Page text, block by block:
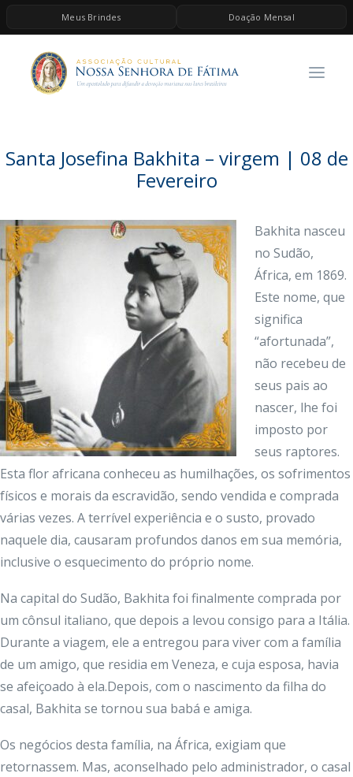
Meus Brindes Doação Mensal
HOME
A ASSOCIAÇÃO
AS MELHORES MÚSICAS CATÓLICAS
QUERO DOAR
Santa Josefina Bakhita – virgem | 08 de
Fevereiro
Bakhita nasceu
no Sudão,
África, em 1869.
Este nome, que
significa
“afortunada”,
não recebeu de
seus pais ao
nascer, lhe foi
imposto por
seus raptores.
Esta flor africana conheceu as humilhações, os sofrimentos
físicos e morais da escravidão, sendo vendida e comprada
várias vezes. A terrível experiência e o susto, provado
naquele dia, causaram profundos danos em sua memória,
inclusive o esquecimento do próprio nome.
Na capital do Sudão, Bakhita foi finalmente comprada por
um cônsul italiano, que depois a levou consigo para a Itália.
Durante a viagem, ele a entregou para viver com a família
de um amigo, que residia em Veneza, e cuja esposa, havia
se afeiçoado à ela.Depois, com o nascimento da filha do
casal, Bakhita se tornou sua babá e amiga.
Os negócios desta família, na África, exigiam que
retornassem. Mas, aconselhado pelo administrador, o casal